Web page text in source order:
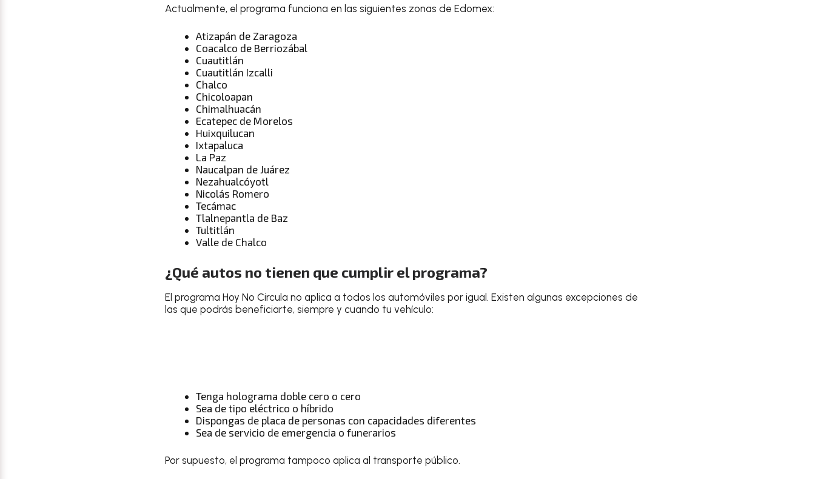
Actualmente, el programa funciona en las siguientes zonas de Edomex:
Atizapán de Zaragoza
Coacalco de Berriozábal
Cuautitlán
Cuautitlán Izcalli
Chalco
Chicoloapan
Chimalhuacán
Ecatepec de Morelos
Huixquilucan
Ixtapaluca
La Paz
Naucalpan de Juárez
Nezahualcóyotl
Nicolás Romero
Tecámac
Tlalnepantla de Baz
Tultitlán
Valle de Chalco
¿Qué autos no tienen que cumplir el programa?
El programa Hoy No Circula no aplica a todos los automóviles por igual. Existen algunas excepciones de
las que podrás beneficiarte, siempre y cuando tu vehículo:
Tenga holograma doble cero o cero
Sea de tipo eléctrico o híbrido
Dispongas de placa de personas con capacidades diferentes
Sea de servicio de emergencia o funerarios
Por supuesto, el programa tampoco aplica al transporte público.